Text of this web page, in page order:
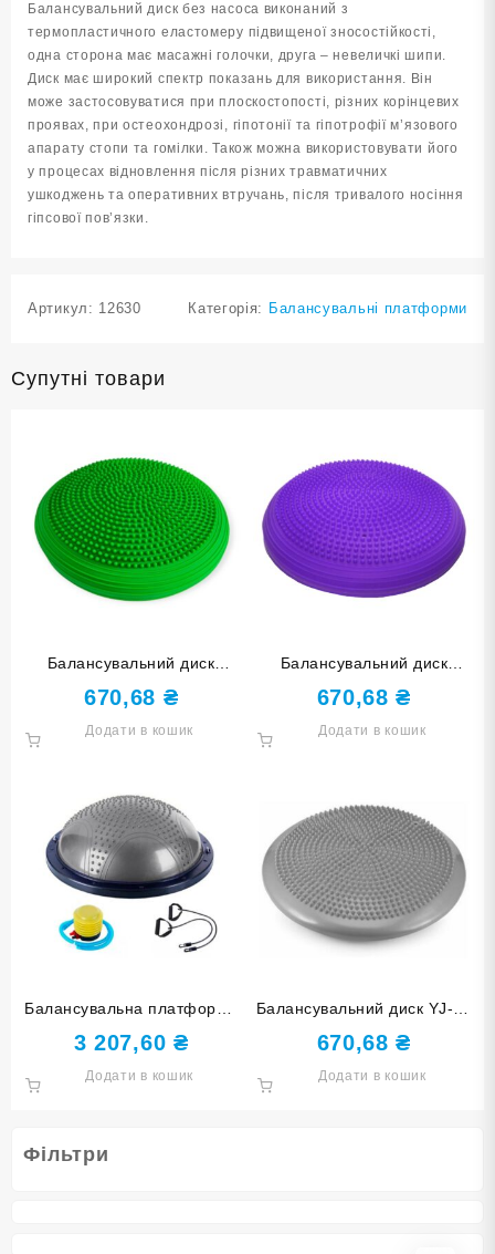
Фільтри
Балансувальний диск без насоса виконаний з
термопластичного еластомеру підвищеної зносостійкості,
одна сторона має масажні голочки, друга – невеличкі шипи.
Диск має широкий спектр показань для використання. Він
може застосовуватися при плоскостопості, різних корінцевих
проявах, при остеохондрозі, гіпотонії та гіпотрофії м’язового
апарату стопи та гомілки. Також можна використовувати його
у процесах відновлення після різних травматичних
ушкоджень та оперативних втручань, після тривалого носіння
гіпсової пов’язки.
Артикул: 12630 Категорія: Балансувальні платформи
Супутні товари
Балансувальний диск
зелений YJ-O-M-green
670,68 ₴
Додати в кошик
Балансувальний диск
фіолетовий YJ-O-M-purple
670,68₴
Додати в кошик
Балансувальна платформа
60 см кульки сіра YJ06-M-
СЕ
3 207,60 ₴
Додати в кошик
Балансувальний диск YJ-O-
G-grey
670,68₴
Додати в кошик